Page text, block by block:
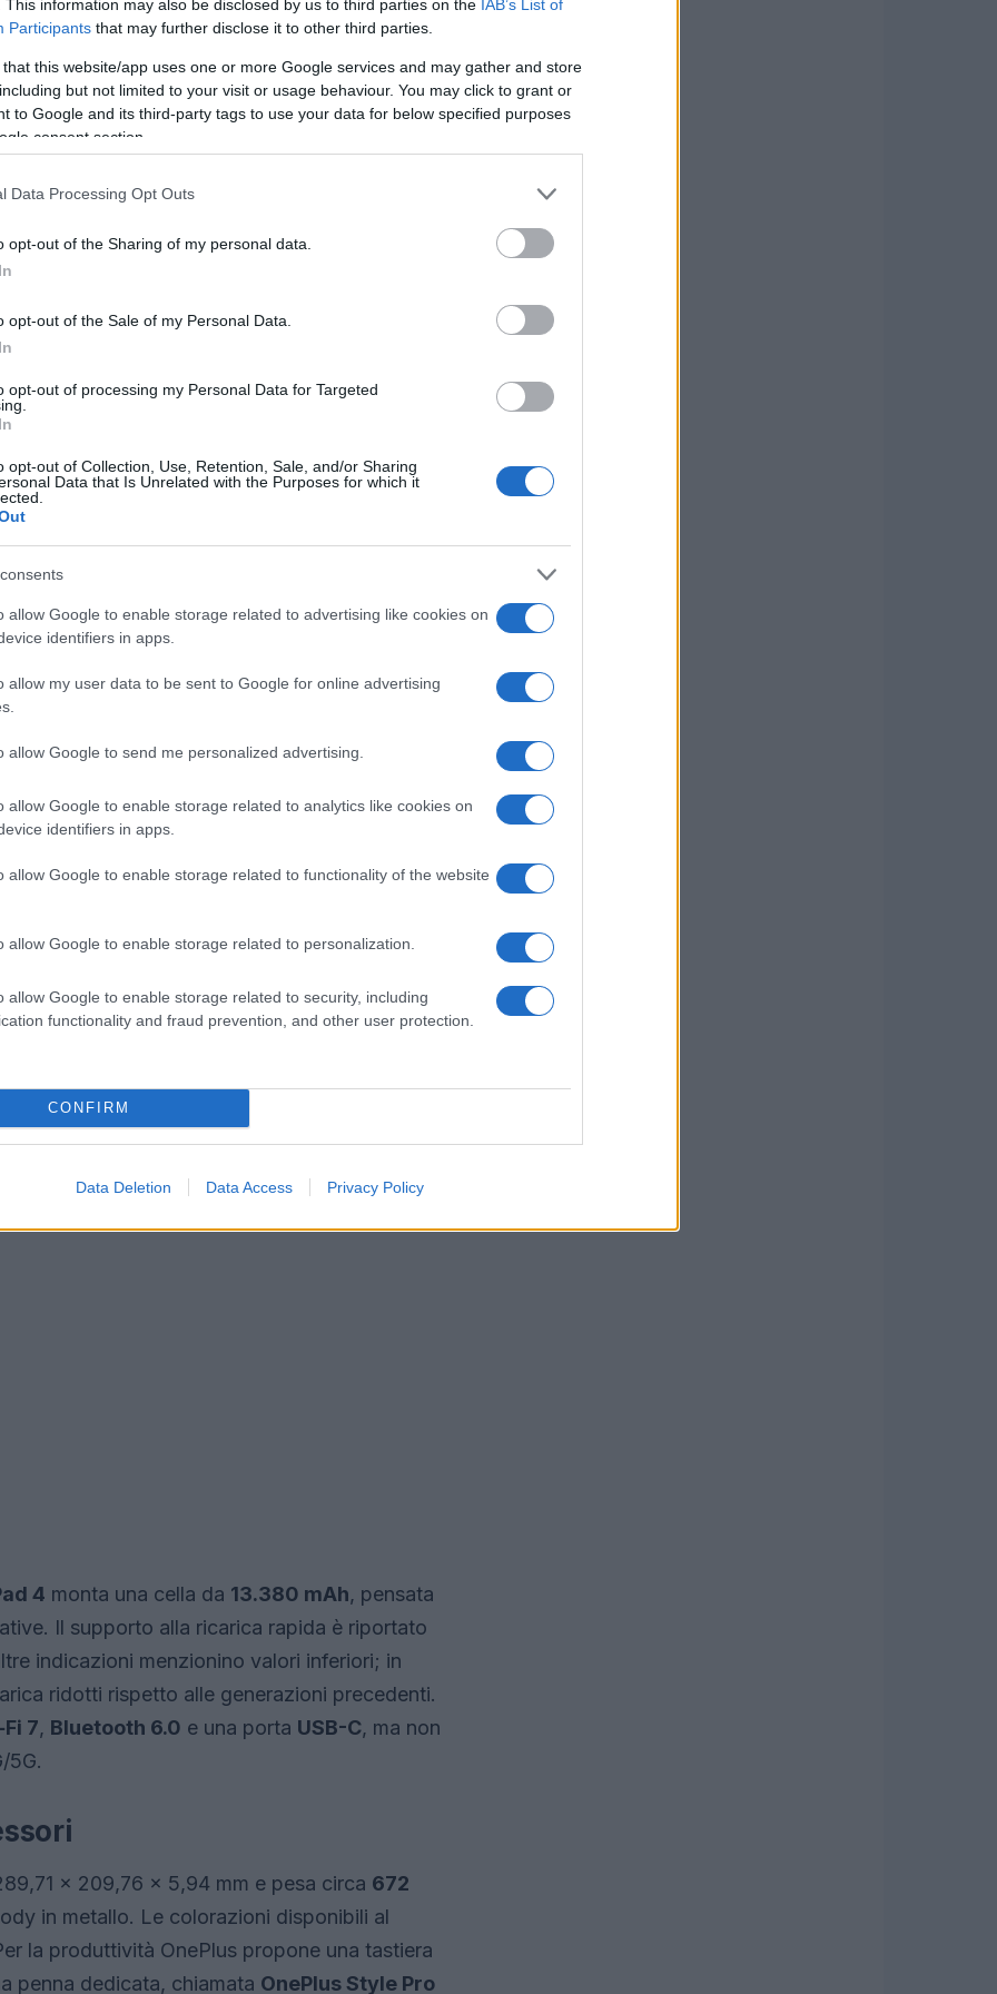
This information may also be disclosed by us to third parties on the IAB’s List of
Participants that may further disclose it to other third parties.
that this website/app uses one or more Google services and may gather and store
but not limited to your visit or usage behaviour. You may click to grant or
to Google and its third-party tags to use your data for below specified purposes
consent section.
Data Processing Opt Outs
opt-out of the Sharing of my personal data.
opt-out of the Sale of my Personal Data.
opt-out of processing my Personal Data for Targeted
opt-out of Collection, Use, Retention, Sale, and/or Sharing
Data that Is Unrelated with the Purposes for which it
allow Google to enable storage related to advertising like cookies on
identifiers in apps.
allow my user data to be sent to Google for online advertising
allow Google to send me personalized advertising.
allow Google to enable storage related to analytics like cookies on
identifiers in apps.
allow Google to enable storage related to functionality of the website
allow Google to enable storage related to personalization.
allow Google to enable storage related to security, including
functionality and fraud prevention, and other user protection.
CONFIRM
Data Deletion Data Access Privacy Policy
generoso e caratteristiche pensate per
pannello al processore, fino alla
descriviamo in dettaglio la
su prezzo e disponibilità.
Snapdragon 8 Elite Gen 5
OxygenOS 16, e la gestione termica include
del chipset durante carichi intensi.
risoluzione
. Il display supporta colori a 12 bit e raggiunge
rende il comportamento reattivo sia nelle
Adreno 840gestisce i carichi grafici più
4 monta una cella da 13.380 mAh, pensata
Il supporto alla ricarica rapida è riportato
indicazioni menzionino valori inferiori; in
ridotti rispetto alle generazioni precedenti.
7, Bluetooth 6.0 e una porta USB-C, ma non
5G.
x 209,76 x 5,94 mm e pesa circa 672
in metallo. Le colorazioni disponibili al
la produttività OnePlus propone una tastiera
penna dedicata, chiamata OnePlus Style Pro